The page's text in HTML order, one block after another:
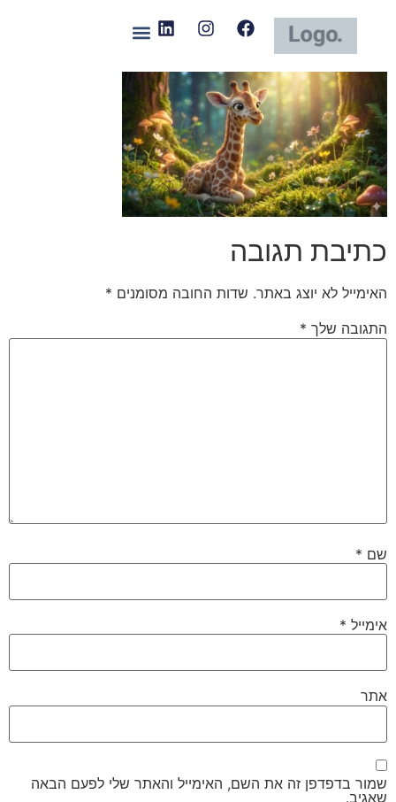
כתיבת תגובה
האימייל לא יוצג באתר. שדות החובה מסומנים *
התגובה שלך *
שם *
אימייל *
אתר
שמור בדפדפן זה את השם, האימייל והאתר שלי לפעם הבאה
שאגיב.